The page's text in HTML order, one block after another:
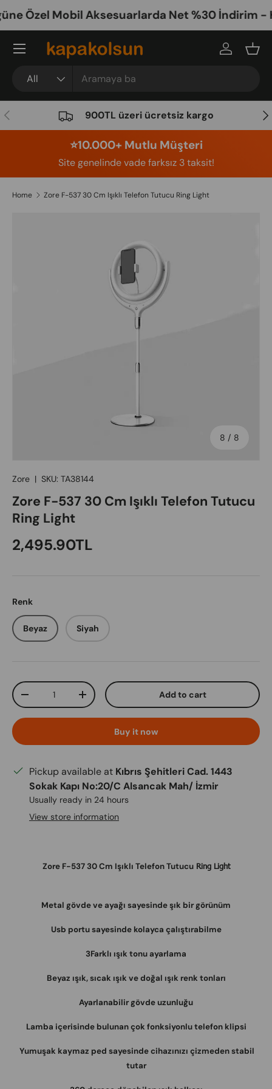
Skip to content
Özel Mobil Aksesuarlarda Net %30 İndirim -
All
Log in
Menu
Previous 900TL üzeri ücretsiz kargo
⭐️10.000+ Mutlu Müşteri
Site genelinde vade farksız 3 taksit!
Home Zore F-537 30 Cm Işıklı Telefon Tutucu Ring Light
8 / of
8
Zore | SKU: TA38144
Zore F-537 30 Cm Işıklı Telefon Tutucu
Ring Light
Regular price
2,495.90TL
Renk
Beyaz Siyah
Qty
Decrease quantityIncrease quantity Add to cart
Buy it now
Pickup available at Kıbrıs Şehitleri Cad. 1443
Sokak Kapı No:20/C Alsancak Mah/ İzmir
Usually ready in 24 hours
View store information
Zore F-537 30 Cm Işıklı Telefon TutucuRing Light
Metal gövde ve ayağı sayesinde şık bir görünüm
Usb portu sayesinde kolayca çalıştırabilme
3Farklı ışık tonu ayarlama
Beyaz ışık, sıcak ışık ve doğal ışık renk tonları
Ayarlanabilir gövde uzunluğu
Lamba içerisinde bulunan çok fonksiyonlu telefon klipsi
Yumuşak kaymaz ped sayesinde cihazınızı çizmeden stabil
tutar